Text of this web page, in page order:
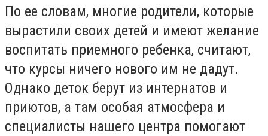
По ее словам, многие родители, которые
вырастили своих детей и имеют желание
воспитать приемного ребенка, считают,
что курсы ничего нового им не дадут.
Однако деток берут из интернатов и
приютов, а там особая атмосфера и
специалисты нашего центра помогают